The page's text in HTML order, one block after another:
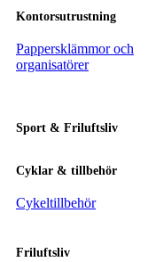
Kontorsutrustning
Pappersklämmor och
organisatörer
Sport & Friluftsliv
Cyklar & tillbehör
Cykeltillbehör
Friluftsliv